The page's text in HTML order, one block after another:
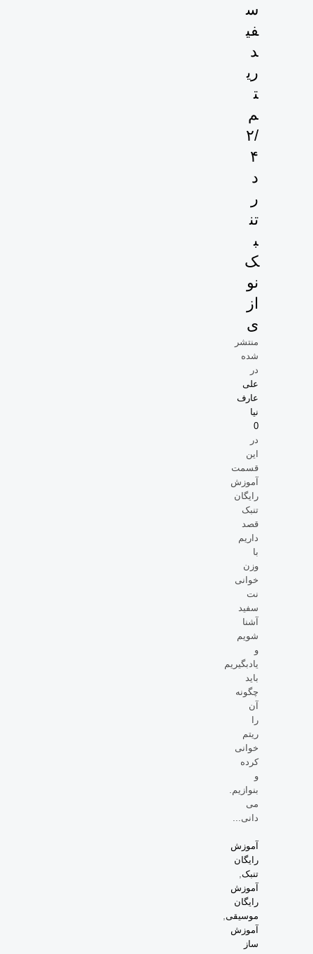
س
فی
د
ری
ت
م
۲/
۴
د
ر
تن
ب
ک
نو
از
ی
منتشر
شده
در
علی
عارف
نیا
0
در
این
قسمت
آموزش
رایگان
تنبک
قصد
داریم
با
وزن
خوانی
نت
سفید
آشنا
شویم
و
یادبگیریم
باید
چگونه
آن
را
ریتم
خوانی
کرده
و
بنوازیم.
می
دانی...
آموزش
رایگان
تنبک,
آموزش
رایگان
موسیقی,
آموزش
ساز